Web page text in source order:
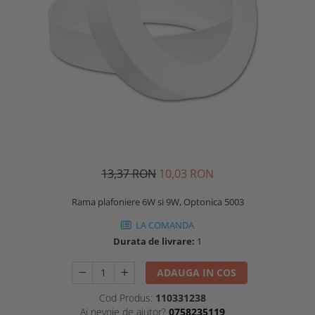
13,37 RON 10,03 RON
Rama plafoniere 6W si 9W, Optonica 5003
LA COMANDA
Durata de livrare: 1
ADAUGA IN COS
Cod Produs: 110331238
Ai nevoie de ajutor? 0758235119